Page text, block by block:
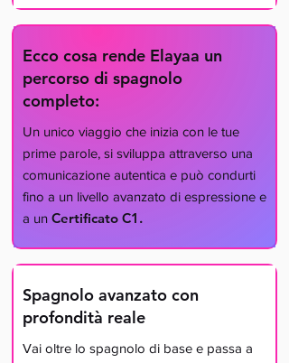
Ecco cosa rende Elayaa un
percorso di spagnolo
completo:
Un unico viaggio che inizia con le tue
prime parole, si sviluppa attraverso una
comunicazione autentica e può condurti
fino a un livello avanzato di espressione e
a un Certificato C1.
Spagnolo avanzato con
profondità reale
Vai oltre lo spagnolo di base e passa a